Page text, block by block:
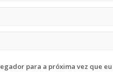
para a próxima vez que